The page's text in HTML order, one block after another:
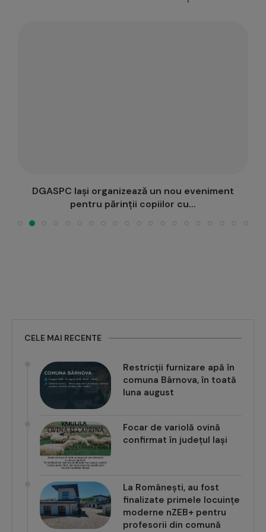
DGASPC Iași organizează un nou eveniment
pentru părinții copiilor cu...
CELE MAI RECENTE
Restricții furnizare apă în
comuna Bârnova, în toată
luna august
Focar de variolă ovină
confirmat în județul Iași
La Românești, au fost
finalizate primele locuințe
moderne nZEB+ pentru
profesorii din comună